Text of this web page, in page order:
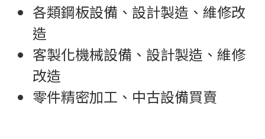
各類鋼板設備、設計製造、維修改
造
客製化機械設備、設計製造、維修
改造
零件精密加工、中古設備買賣